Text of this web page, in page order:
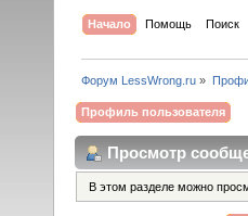
Начало Помощь Поиск
Форум LessWrong.ru »
Профиль пользователя
Просмотр
В этом разделе можно